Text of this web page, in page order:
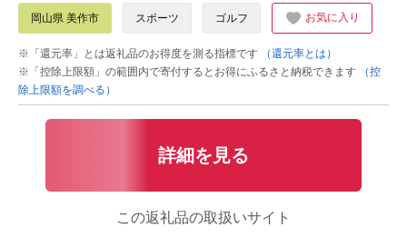
岡山県 美作市 スポーツ ゴルフ お気に入り
※「還元率」とは返礼品のお得度を測る指標です
（還元率とは）
※「控除上限額」の範囲内で寄付するとお得にふるさと納税できます
（控
除上限額を調べる）
詳細を見る
この返礼品の取扱いサイト